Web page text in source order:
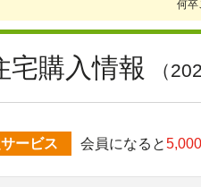
何卒
宅購入情報 （
ービス 会員になると